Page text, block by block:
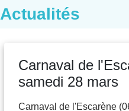
Actualités
Carnaval de
samedi 28 mars
Carnaval de l'Escarène